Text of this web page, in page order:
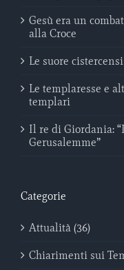
Gesù era un
alla Croce
Le suore
Le templaresse e
templari
Il re di Giordania:
Gerusalemme”
Categorie
Attualità (36)
Chiarimenti sui